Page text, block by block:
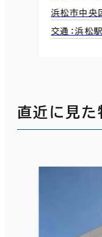
浜松市中
交通：浜
直近に見た